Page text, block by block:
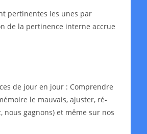
pertinentes les unes par
de la pertinence interne accrue
de jour en jour : Comprendre
le mauvais, ajuster, ré-
gagnons) et même sur nos